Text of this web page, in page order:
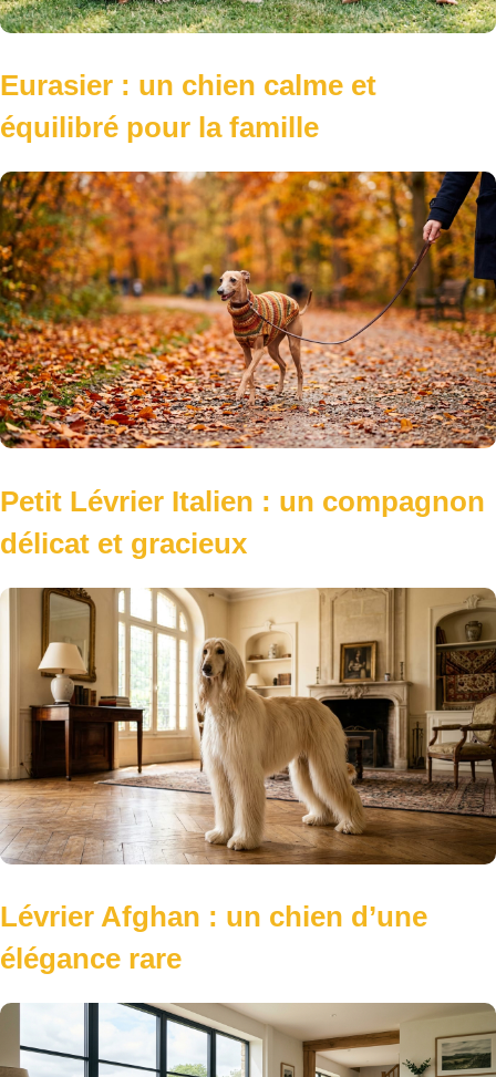
Eurasier : un chien calme et
équilibré pour la famille
Petit Lévrier Italien : un compagnon
délicat et gracieux
Lévrier Afghan : un chien d’une
élégance rare